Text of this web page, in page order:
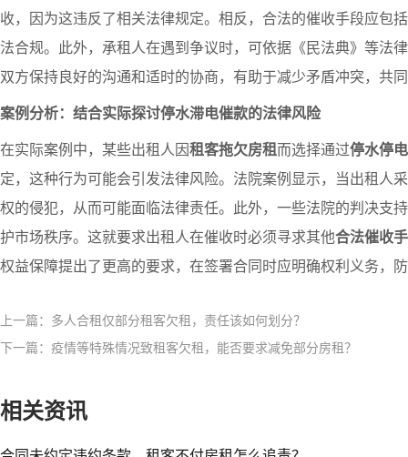
收，因为这违反了相关法律规定。相反，合法的催收手段应包
法合规。此外，承租人在遇到争议时，可依据《民法典》等法
双方保持良好的沟通和适时的协商，有助于减少矛盾冲突，共
案例分析：结合实际探讨停水滞电催款的法律风险
在实际案例中，某些出租人因租客拖欠房租而选择通过停水停电
定，这种行为可能会引发法律风险。法院案例显示，当出租人
权的侵犯，从而可能面临法律责任。此外，一些法院的判决支
护市场秩序。这就要求出租人在催收时必须寻求其他合法催收
权益保障提出了更高的要求，在签署合同时应明确权利义务，
上一篇：多人合租仅部分租客欠租，责任该如何划分？
下一篇：疫情等特殊情况致租客欠租，能否要求减免部分房租？
相关资讯